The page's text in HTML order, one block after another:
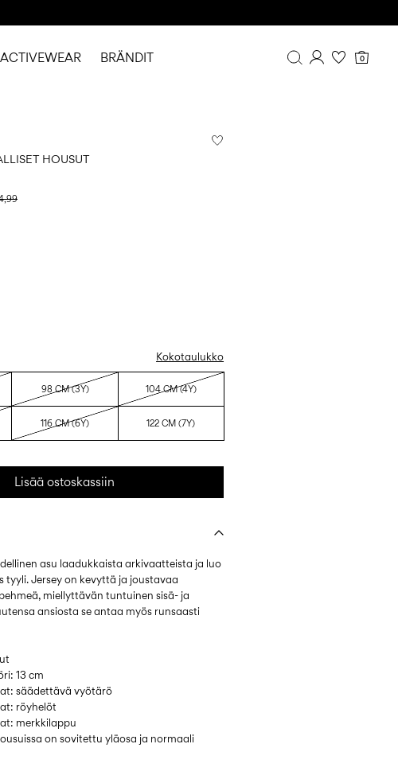
0
ACTIVEWEAR BRÄNDIT
HOUSUT
Kokotaulukko
98 CM (3Y) 104 CM (4Y)
116 CM (6Y) 122 CM (7Y)
Lisää ostoskassiin
asu laadukkaista arkivaatteista ja luo
tyyli. Jersey on kevyttä ja joustavaa
miellyttävän tuntuinen sisä- ja
ansiosta se antaa myös runsaasti
13 cm
säädettävä vyötärö
röyhelöt
merkkilappu
on sovitettu yläosa ja normaali